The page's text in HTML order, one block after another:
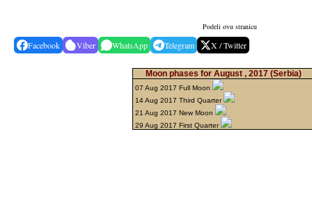
Podeli ovu stranicu
Facebook Viber WhatsApp Telegram X / Twitter
Moon phases for August , 2017 (Serbia)
07 Aug 2017 Full Moon
14 Aug 2017 Third Quarter
21 Aug 2017 New Moon
29 Aug 2017 First Quarter